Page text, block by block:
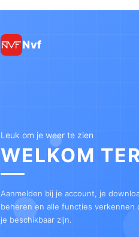
Nvf
Leuk om je weer te zien
WELKOM
Aanmelden bij je account, je
beheren en alle functies verkennen
je beschikbaar zijn.